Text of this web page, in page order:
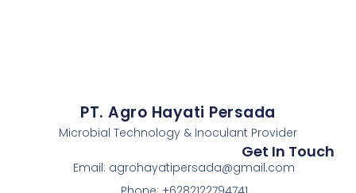
PT. Agro Hayati Persada
Microbial Technology & Inoculant Provider
Get In Touch
Email: agrohayatipersada@gmail.com